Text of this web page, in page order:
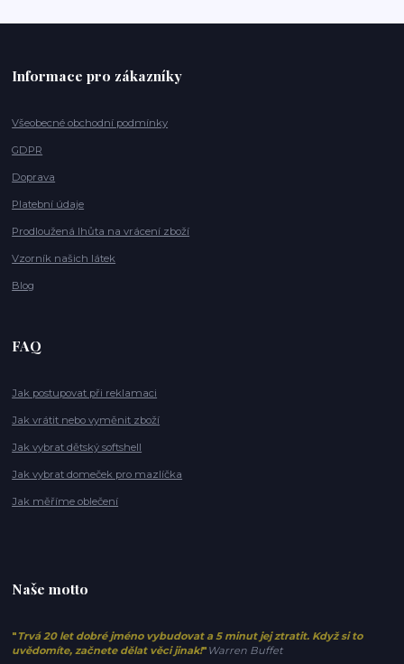
Informace pro zákazníky
Všeobecné obchodní podmínky
GDPR
Doprava
Platební údaje
Prodloužená lhůta na vrácení zboží
Vzorník našich látek
Blog
FAQ
Jak postupovat při reklamaci
Jak vrátit nebo vyměnit zboží
Jak vybrat dětský softshell
Jak vybrat domeček pro mazlíčka
Jak měříme oblečení
Naše motto
" Trvá 20 let dobré jméno vybudovat a 5 minut jej ztratit. Když si to
uvědomíte, začnete dělat věci jinak!" Warren Buffet